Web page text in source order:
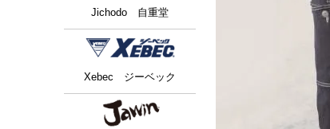
Jichodo 自重堂
Xebec ジーベック